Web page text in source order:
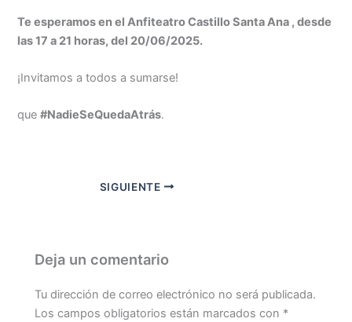
Te esperamos en el Anfiteatro Castillo Santa Ana , desde
las 17 a 21 horas, del 20/06/2025.
¡Invitamos a todos a sumarse!
que#NadieSeQuedaAtrás.
SIGUIENTE
Deja un comentario
Tu dirección de correo electrónico no será publicada.
Los campos obligatorios están marcados con *